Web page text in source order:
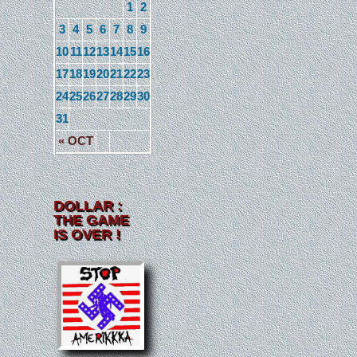
« OCT
1 2
3 4 5 6 7 8 9
10111213141516
17181920212223
24252627282930
31
DOLLAR :
THE GAME
IS OVER !